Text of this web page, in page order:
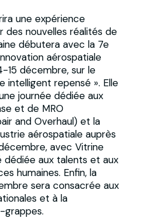
une expérience
nouvelles réalités de
débutera avec la 7e
aérospatiale
15 décembre, sur le
intelligent repensé ». Elle
journée dédiée aux
et de MRO
and Overhaul) et la
aérospatiale auprès
avec Vitrine
aux talents et aux
humaines. Enfin, la
sera consacrée aux
et à la
grappes.